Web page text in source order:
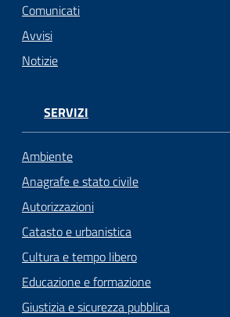
Comunicati
Avvisi
Notizie
SERVIZI
Ambiente
Anagrafe e stato civile
Autorizzazioni
Catasto e urbanistica
Cultura e tempo libero
Educazione e formazione
Giustizia e sicurezza pubblica